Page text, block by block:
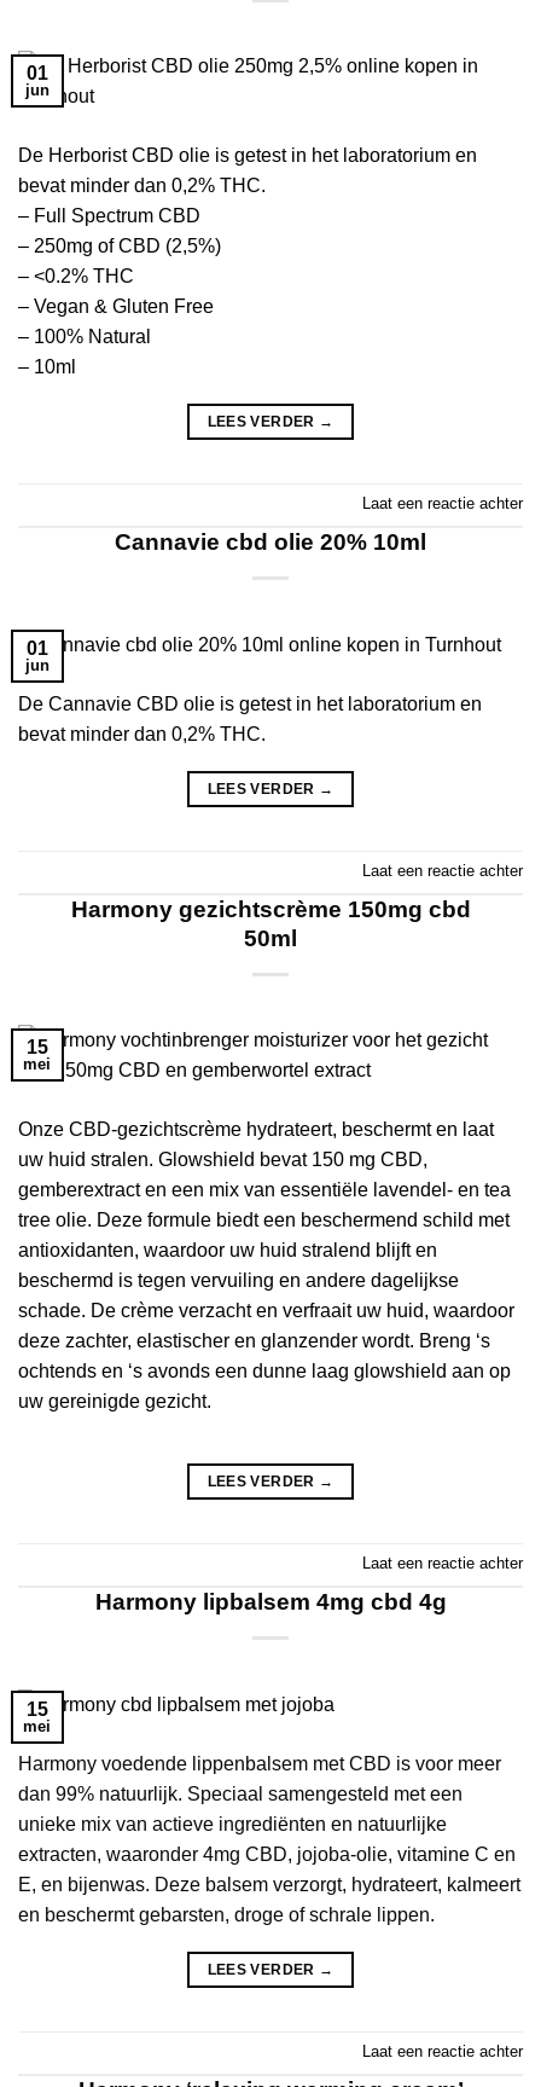
01
jun
De Herborist CBD olie is getest in het laboratorium en
bevat minder dan 0,2% THC.
– Full Spectrum CBD
– 250mg of CBD (2,5%)
– <0.2% THC
– Vegan & Gluten Free
– 100% Natural
– 10ml
LEES VERDER →
Laat een reactie achter
Cannavie cbd olie 20% 10ml
01
jun
De Cannavie CBD olie is getest in het laboratorium en
bevat minder dan 0,2% THC.
LEES VERDER →
Laat een reactie achter
Harmony gezichtscrème 150mg cbd
50ml
15
mei
Onze CBD-gezichtscrème hydrateert, beschermt en laat
uw huid stralen. Glowshield bevat 150 mg CBD,
gemberextract en een mix van essentiële lavendel- en tea
tree olie. Deze formule biedt een beschermend schild met
antioxidanten, waardoor uw huid stralend blijft en
beschermd is tegen vervuiling en andere dagelijkse
schade. De crème verzacht en verfraait uw huid, waardoor
deze zachter, elastischer en glanzender wordt. Breng ‘s
ochtends en ‘s avonds een dunne laag glowshield aan op
uw gereinigde gezicht.
LEES VERDER →
Laat een reactie achter
Harmony lipbalsem 4mg cbd 4g
15
mei
Harmony voedende lippenbalsem met CBD is voor meer
dan 99% natuurlijk. Speciaal samengesteld met een
unieke mix van actieve ingrediënten en natuurlijke
extracten, waaronder 4mg CBD, jojoba-olie, vitamine C en
E, en bijenwas. Deze balsem verzorgt, hydrateert, kalmeert
en beschermt gebarsten, droge of schrale lippen.
LEES VERDER →
Laat een reactie achter